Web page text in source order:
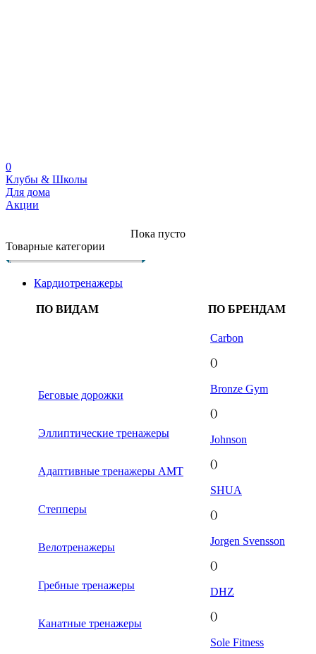
0
Клубы & Школы
Для дома
Акции
Пока пусто
Товарные категории
Кардиотренажеры
ПО ВИДАМ ПО БРЕНДАМ
Беговые дорожки
Эллиптические тренажеры
Адаптивные тренажеры AMT
Степперы
Велотренажеры
Гребные тренажеры
Канатные тренажеры
Carbon
()
Bronze Gym
()
Johnson
()
SHUA
()
Jorgen Svensson
()
DHZ
()
Sole Fitness